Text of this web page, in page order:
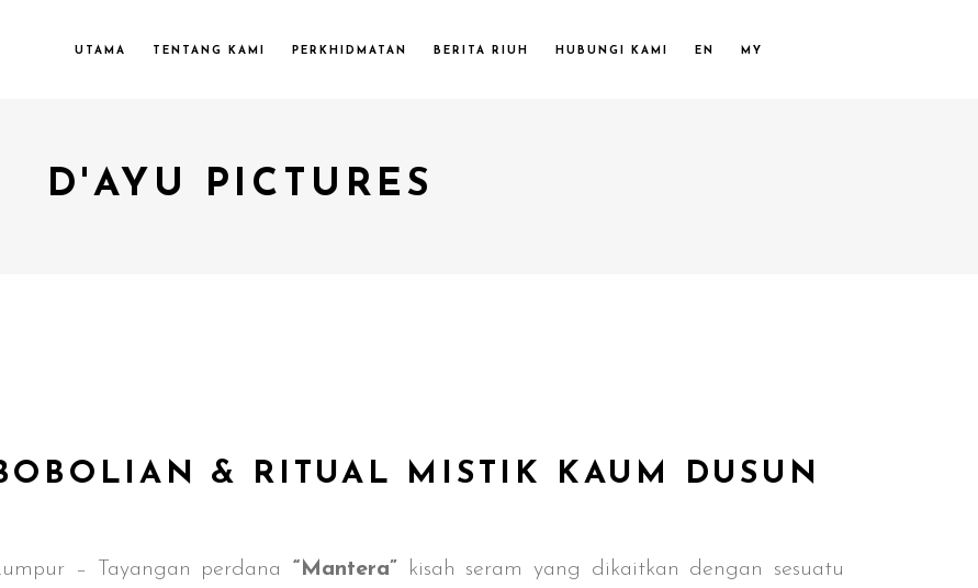
UTAMA TENTANG KAMI PERKHIDMATAN BERITA RIUH HUBUNGI KAMI EN MY
D'AYU PICTURES
& RITUAL MISTIK KAUM DUSUN
– Tayangan perdana “Mantera” kisah seram yang dikaitkan dengan sesuatu